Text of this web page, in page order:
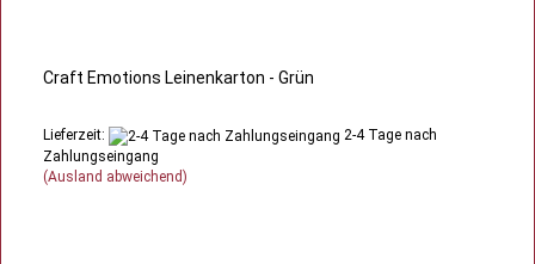
Craft Emotions Leinenkarton - Grün
Lieferzeit:
2-4 Tage nach
Zahlungseingang
(Ausland abweichend)